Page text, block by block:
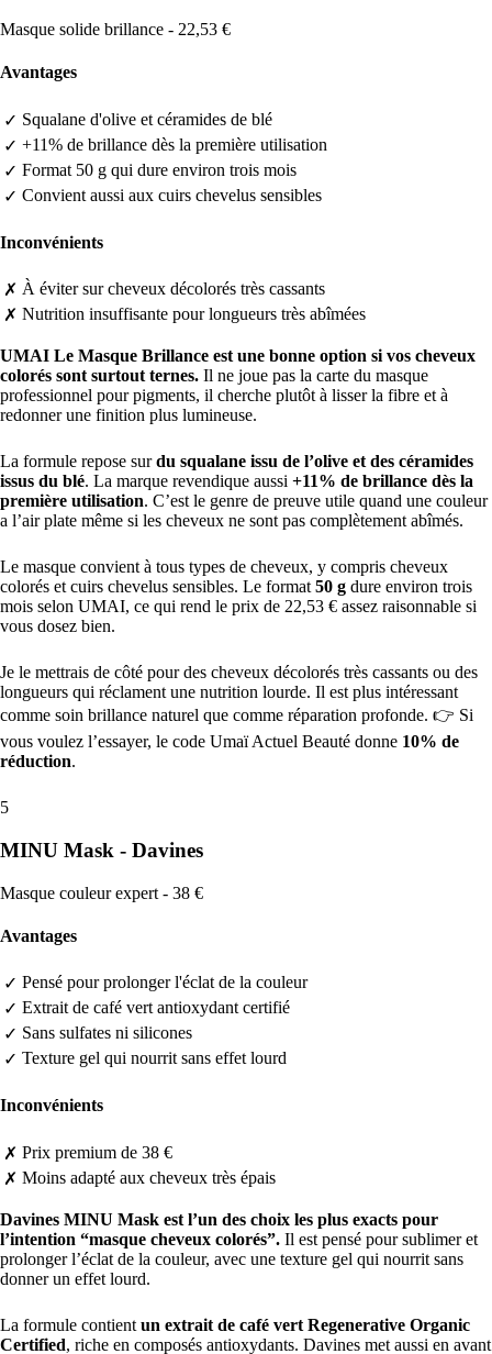
Masque solide brillance - 22,53 €
Avantages
✓ Squalane d'olive et céramides de blé
✓ +11% de brillance dès la première utilisation
✓ Format 50 g qui dure environ trois mois
✓ Convient aussi aux cuirs chevelus sensibles
Inconvénients
✗ À éviter sur cheveux décolorés très cassants
✗ Nutrition insuffisante pour longueurs très abîmées
UMAI Le Masque Brillance est une bonne option si vos cheveux
colorés sont surtout ternes. Il ne joue pas la carte du masque
professionnel pour pigments, il cherche plutôt à lisser la fibre et à
redonner une finition plus lumineuse.
La formule repose surdu squalane issu de l’olive et des céramides
issus du blé. La marque revendique aussi +11% de brillance dès la
première utilisation. C’est le genre de preuve utile quand une couleur
a l’air plate même si les cheveux ne sont pas complètement abîmés.
Le masque convient à tous types de cheveux, y compris cheveux
colorés et cuirs chevelus sensibles. Le format 50 g dure environ trois
mois selon UMAI, ce qui rend le prix de 22,53 € assez raisonnable si
vous dosez bien.
Je le mettrais de côté pour des cheveux décolorés très cassants ou des
longueurs qui réclament une nutrition lourde. Il est plus intéressant
comme soin brillance naturel que comme réparation profonde. 👉 Si
vous voulez l’essayer, le code Umaï Actuel Beauté donne 10% de
réduction.
5
MINU Mask - Davines
Masque couleur expert - 38 €
Avantages
✓ Pensé pour prolonger l'éclat de la couleur
✓ Extrait de café vert antioxydant certifié
✓ Sans sulfates ni silicones
✓ Texture gel qui nourrit sans effet lourd
Inconvénients
✗ Prix premium de 38 €
✗ Moins adapté aux cheveux très épais
Davines MINU Mask est l’un des choix les plus exacts pour
l’intention “masque cheveux colorés”. Il est pensé pour sublimer et
prolonger l’éclat de la couleur, avec une texture gel qui nourrit sans
donner un effet lourd.
La formule contient un extrait de café vert Regenerative Organic
Certified, riche en composés antioxydants. Davines met aussi en avant